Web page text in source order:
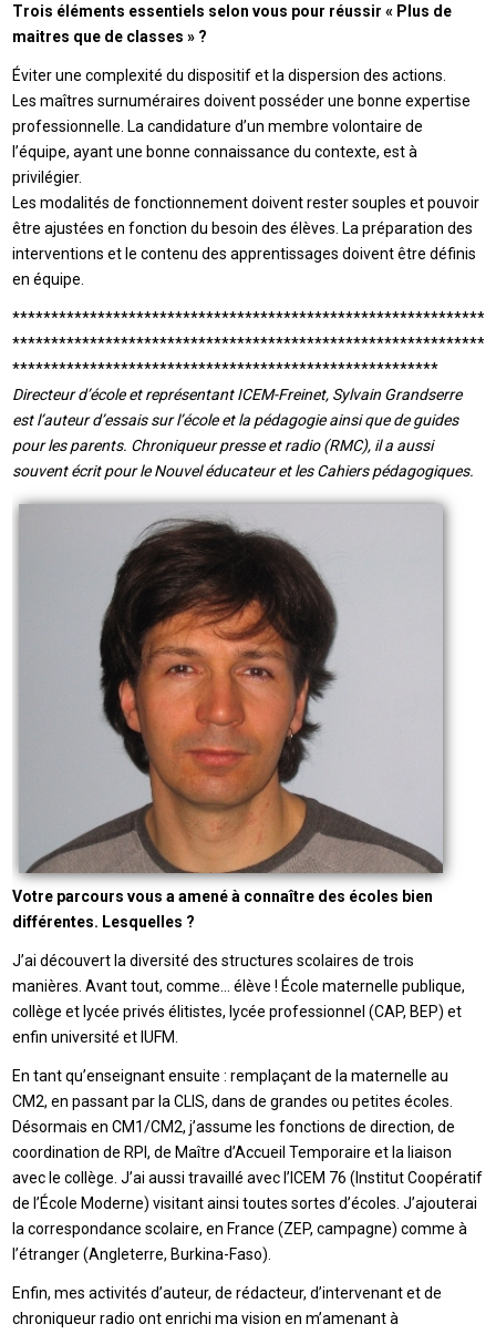
Trois éléments essentiels selon vous pour réussir « Plus de
maitres que de classes » ?
Éviter une complexité du dispositif et la dispersion des actions.
Les maîtres surnuméraires doivent posséder une bonne expertise
professionnelle. La candidature d’un membre volontaire de
l’équipe, ayant une bonne connaissance du contexte, est à
privilégier.
Les modalités de fonctionnement doivent rester souples et pouvoir
être ajustées en fonction du besoin des élèves. La préparation des
interventions et le contenu des apprentissages doivent être définis
en équipe.
*******************************************************
Directeur d’école et représentant ICEM-Freinet, Sylvain Grandserre
est l’auteur d’essais sur l’école et la pédagogie ainsi que de guides
pour les parents. Chroniqueur presse et radio (RMC), il a aussi
souvent écrit pour le Nouvel éducateur et les Cahiers pédagogiques.
Votre parcours vous a amené à connaître des écoles bien
différentes. Lesquelles ?
J’ai découvert la diversité des structures scolaires de trois
manières. Avant tout, comme… élève ! École maternelle publique,
collège et lycée privés élitistes, lycée professionnel (CAP, BEP) et
enfin université et IUFM.
En tant qu’enseignant ensuite : remplaçant de la maternelle au
CM2, en passant par la CLIS, dans de grandes ou petites écoles.
Désormais en CM1/CM2, j’assume les fonctions de direction, de
coordination de RPI, de Maître d’Accueil Temporaire et la liaison
avec le collège. J’ai aussi travaillé avec l’ICEM 76 (Institut Coopératif
de l’École Moderne) visitant ainsi toutes sortes d’écoles. J’ajouterai
la correspondance scolaire, en France (ZEP, campagne) comme à
l’étranger (Angleterre, Burkina-Faso).
Enfin, mes activités d’auteur, de rédacteur, d’intervenant et de
chroniqueur radio ont enrichi ma vision en m’amenant à